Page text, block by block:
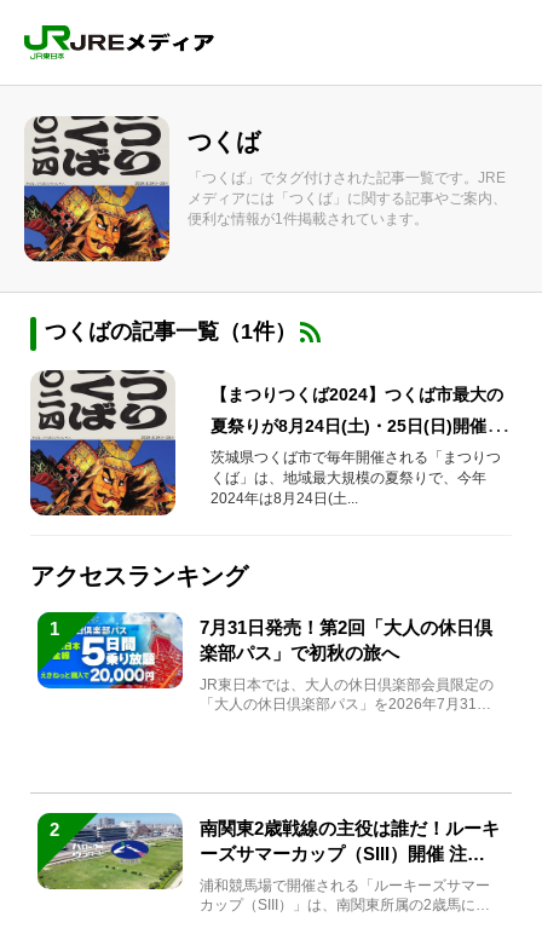
つくば
「つくば」でタグ付けされた記事一覧です。JRE
メディアには「つくば」に関する記事やご案内、
便利な情報が1件掲載されています。
つくばの記事一覧（1件）
【まつりつくば2024】つくば市最大の
夏祭りが8月24日(土)・25日(日)開催！
歴史・ねぶたパレード・アクセス情報
まとめ
茨城県つくば市で毎年開催される「まつりつ
くば」は、地域最大規模の夏祭りで、今年
2024年は8月24日(土...
アクセスランキング
1
7月31日発売！第2回「大人の休日倶
楽部パス」で初秋の旅へ
JR東日本では、大人の休日倶楽部会員限定の
「大人の休日倶楽部パス」を2026年7月31日
2
南関東2歳戦線の主役は誰だ！ルーキ
ーズサマーカップ（SIII）開催 注目
馬と見どころをチェック
浦和競馬場で開催される「ルーキーズサマー
カップ（SIII）」は、南関東所属の2歳馬によ